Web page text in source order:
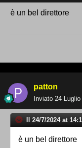
è un bel direttore
patton
Inviato 24 Luglio
Il 24/7/2024 at
è un bel direttore